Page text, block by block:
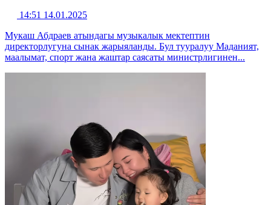
14:51 14.01.2025
Мукаш Абдраев атындагы музыкалык мектептин
директорлугуна сынак жарыяланды. Бул тууралуу Маданият,
маалымат, спорт жана жаштар саясаты министрлигинен...